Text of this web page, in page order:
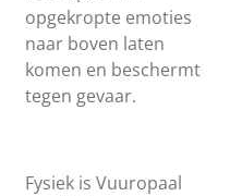
opgekropte emoties
naar boven laten
komen en beschermt
tegen gevaar.
Fysiek is Vuuropaal